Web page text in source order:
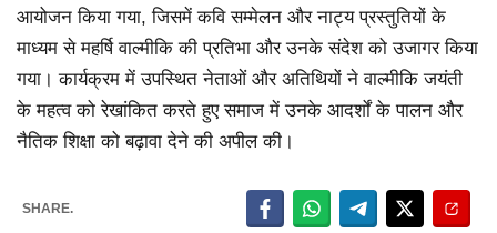
आयोजन किया गया, जिसमें कवि सम्मेलन और नाट्य प्रस्तुतियों के
माध्यम से महर्षि वाल्मीकि की प्रतिभा और उनके संदेश को उजागर किया
गया। कार्यक्रम में उपस्थित नेताओं और अतिथियों ने वाल्मीकि जयंती
के महत्व को रेखांकित करते हुए समाज में उनके आदर्शों के पालन और
नैतिक शिक्षा को बढ़ावा देने की अपील की।
SHARE.